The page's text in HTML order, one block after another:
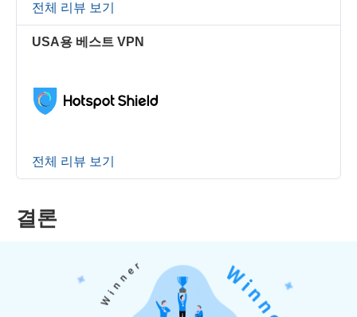
전체 리뷰 보기
USA용 베스트 VPN
전체 리뷰 보기
결론